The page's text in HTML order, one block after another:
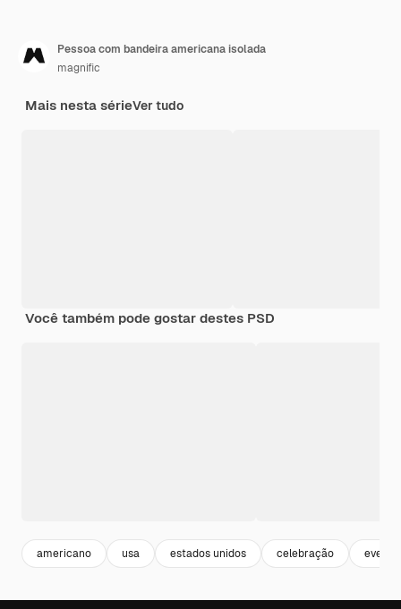
Pessoa com bandeira americana isolada
magnific
Mais nesta sérieVer tudo
Você também pode gostar destes PSD
americano usa estados unidos celebração evento